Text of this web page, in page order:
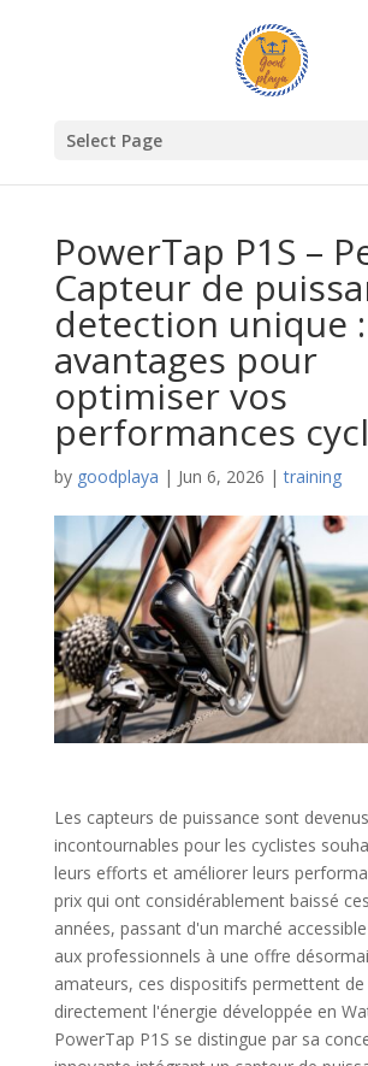
Select Page
PowerTap P1S –
Capteur de
detection unique
avantages pour
optimiser vos
performances
by goodplaya | Jun 6, 2026 |training
Les capteurs de puissance sont
incontournables pour les cyclistes
leurs efforts et améliorer leurs
prix qui ont considérablement baissé
années, passant d'un marché
aux professionnels à une offre
amateurs, ces dispositifs permettent
directement l'énergie développée en
PowerTap P1S se distingue par sa